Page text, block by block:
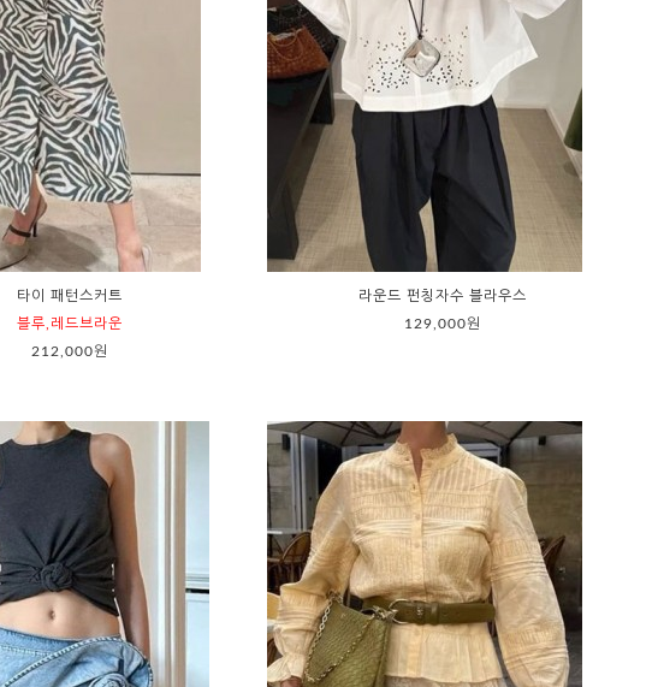
타이 패턴스커트
블루,레드브라운
212,000원
라운드 펀칭자수 블라우스
129,000원